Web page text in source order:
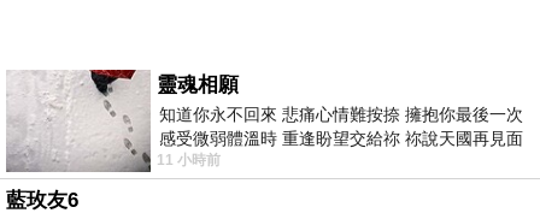
靈魂相願
知道你永不回來 悲痛心情難按捺 擁抱你最後一次
感受微弱體溫時 重逢盼望交給祢 祢說天國再見面
此刻忍淚說別離 他日靈魂再
11 小時前
藍玫友6